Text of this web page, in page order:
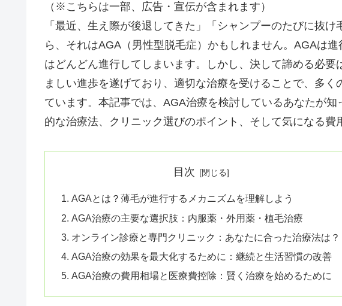
（※こちらは一部、広告・宣伝が含まれます）
「最近、生え際が後退してきた」「シャンプーのたびに抜
ら、それはAGA（男性型脱毛症）かもしれません。AGAは
はどんどん進行してしまいます。しかし、決して諦める必
ましい進歩を遂げており、適切な治療を受けることで、多く
ています。本記事では、AGA治療を検討しているあなたが
的な治療法、クリニック選びのポイント、そして気になる費
目次
AGAとは？薄毛が進行するメカニズムを理解しよう
AGA治療の主要な選択肢：内服薬・外用薬・植毛治療
オンライン診療と専門クリニック：あなたに合った治療法は？
AGA治療の効果を最大化するために：継続と生活習慣の改善
AGA治療の費用相場と医療費控除：賢く治療を始めるために